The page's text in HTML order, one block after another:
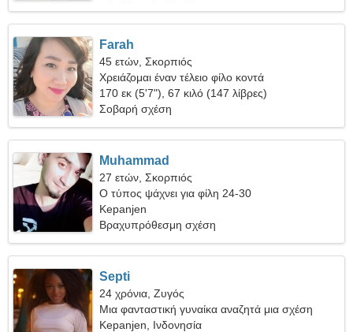
Farah
45 ετών, Σκορπιός
Χρειάζομαι έναν τέλειο φίλο κοντά
170 εκ (5'7"), 67 κιλό (147 λίβρες)
Σοβαρή σχέση
Muhammad
27 ετών, Σκορπιός
Ο τύπος ψάχνει για φίλη 24-30
Kepanjen
Βραχυπρόθεσμη σχέση
Septi
24 χρόνια, Ζυγός
Μια φανταστική γυναίκα αναζητά μια σχέση
αγάπης
Kepanjen, Ινδονησία